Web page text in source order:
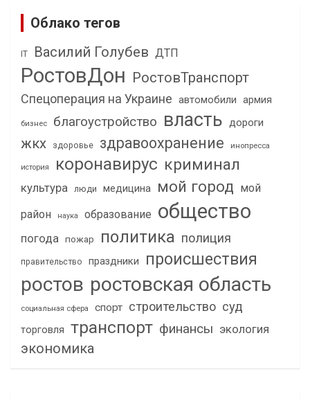
Облако тегов
IT Василий Голубев ДТП
РостовДон РостовТранспорт
Спецоперация на Украине автомобили армия
бизнес благоустройство власть дороги
жкх здоровье здравоохранение инопресса
история коронавирус криминал
культура люди медицина мой город мой
район
наука образование общество
погода пожар политика полиция
правительство праздники происшествия
ростов ростовская область
социальная сфера спорт строительство суд
торговля транспорт финансы экология
экономика